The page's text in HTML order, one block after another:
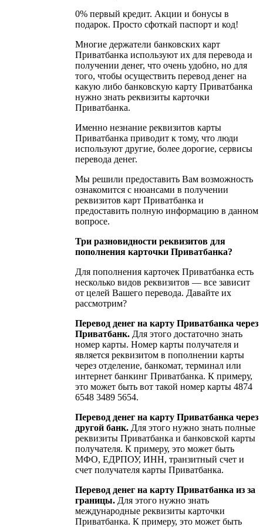
0% первый кредит. Акции и бонусы в
подарок. Просто сфоткай паспорт и код!
Многие держатели банковских карт
Приватбанка используют их для перевода и
получении денег, что очень удобно, но для
того, чтобы осуществить перевод денег на
какую либо банковскую карту Приватбанка
нужно знать реквизиты карточки
Приватбанка.
Именно незнание реквизитов карты
Приватбанка приводит к тому, что люди
используют другие, более дорогие, сервисы
перевода денег.
Мы решили предоставить Вам возможность
ознакомится с нюансами в получении
реквизитов карт Приватбанка и
предоставить полную информацию в данном
вопросе.
Три разновидности реквизитов для
пополнения карточки Приватбанка?
Для пополнения карточек Приватбанка есть
несколько видов реквизитов — все зависит
от целей Вашего перевода. Давайте их
рассмотрим?
Перевод денег на карту Приватбанка через
Приватбанк. Для этого достаточно знать
номер карты. Номер карты получателя и
является реквизитом в пополнении карты
через отделение, банкомат, терминал или
интернет банкинг Приватбанка. К примеру,
это может быть вот такой номер карты 4874
6548 3489 5654.
Перевод денег на карту Приватбанка через
другой банк. Для этого нужно знать полные
реквизиты Приватбанка и банковской карты
получателя. К примеру, это может быть
МФО, ЕДРПОУ, ИНН, транзитный счет и
счет получателя карты Приватбанка.
Перевод денег на карту Приватбанка из за
границы. Для этого нужно знать
международные реквизиты карточки
Приватбанка. К примеру, это может быть